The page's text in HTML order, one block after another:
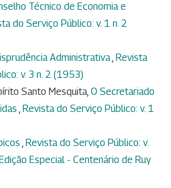
Técnico de Economia e
do Serviço Público: v. 1 n. 2
Administrativa, Revista
v. 3 n. 2 (1953)
Santo Mesquita, O Secretariado
, Revista do Serviço Público: v. 1
, Revista do Serviço Público: v.
Especial - Centenário de Ruy